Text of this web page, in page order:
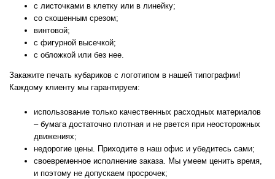
с листочками в клетку или в линейку;
со скошенным срезом;
винтовой;
с фигурной высечкой;
с обложкой или без нее.
Закажите печать кубариков с логотипом в нашей типографии!
Каждому клиенту мы гарантируем:
использование только качественных расходных материалов
– бумага достаточно плотная и не рвется при неосторожных
движениях;
недорогие цены. Приходите в наш офис и убедитесь сами;
своевременное исполнение заказа. Мы умеем ценить время,
и поэтому не допускаем просрочек;